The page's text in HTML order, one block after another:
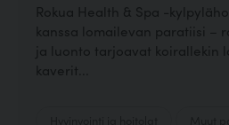
Rokua Health & Spa -
kanssa lomailevan paratiisi –
ja luonto tarjoavat koirallekin
kaverit...